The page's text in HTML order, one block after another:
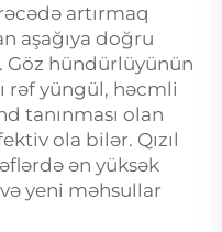
artırmaq
aşağıya doğru
hündürlüyünün
rəf yüngül, həcmli
tanınması olan
ola bilər. Qızıl
ən yüksək
yeni məhsullar